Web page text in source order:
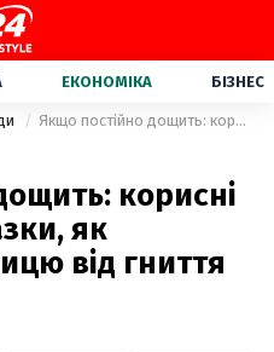
ЕКОНОМІКА БІЗНЕС
Якщо постійно дощить: корисні поради та підказки, як вберегти полуницю від гниття
корисні
як
від гниття